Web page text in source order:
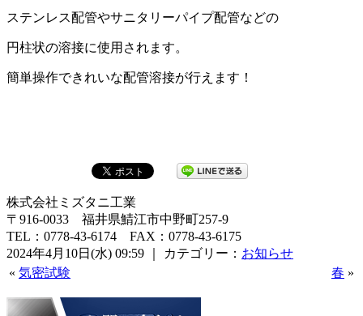
ステンレス配管やサニタリーパイプ配管などの
円柱状の溶接に使用されます。
簡単操作できれいな配管溶接が行えます！
株式会社ミズタニ工業
〒916-0033 福井県鯖江市中野町257-9
TEL：0778-43-6174 FAX：0778-43-6175
2024年4月10日(水) 09:59 ｜ カテゴリー： お知らせ
« 気密試験 春 »